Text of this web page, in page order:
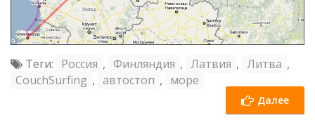
Теги: Россия , Финляндия , Латвия , Литва ,
CouchSurfing , автостоп , море
Далее